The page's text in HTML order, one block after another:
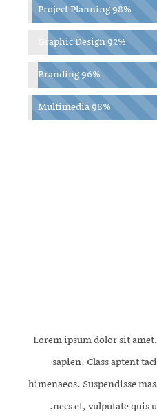
Project Planning98%
Graphic Design92%
Branding96%
Multimedia98%
Lorem ipsum dolor sit
sapien. Class aptent
himenaeos. Suspendisse
necs et, vulputate quis